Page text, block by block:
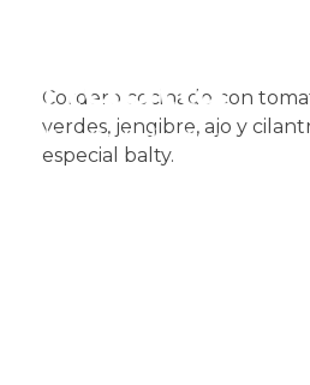
Muglia
Cordero cocinado con
verdes, jengibre, ajo y
especial balty.​